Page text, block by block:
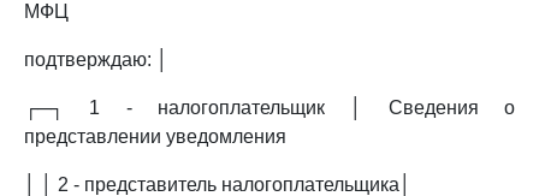
МФЦ
подтверждаю: │
┌─┐ 1 - налогоплательщик │ Сведения о
представлении уведомления
│ │ 2 - представитель налогоплательщика│